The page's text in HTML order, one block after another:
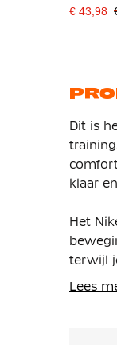
Kids
€ 43,98
Dit is
klaar
Het
terwijl
Lees